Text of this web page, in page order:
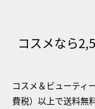
コスメなら
コスメ＆ビューティ
費税）以上で送料無